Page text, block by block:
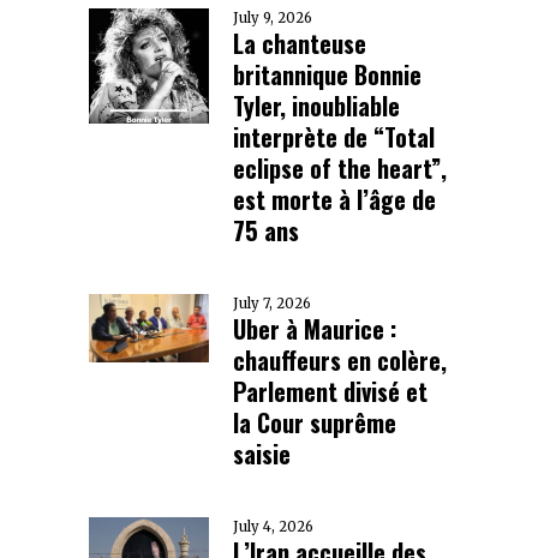
July 9, 2026
La chanteuse
britannique Bonnie
Tyler, inoubliable
interprète de “Total
eclipse of the heart”,
est morte à l’âge de
75 ans
July 7, 2026
Uber à Maurice :
chauffeurs en colère,
Parlement divisé et
la Cour suprême
saisie
July 4, 2026